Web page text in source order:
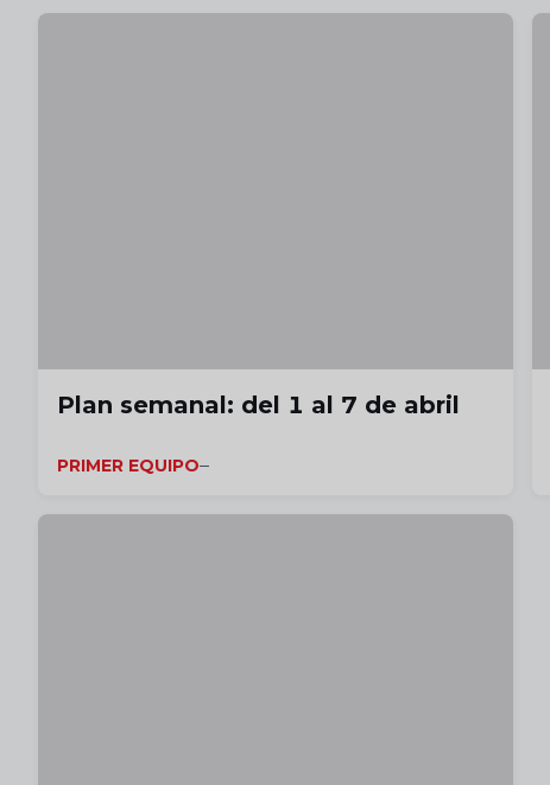
Plan semanal: del 1 al 7 de abril
PRIMER EQUIPO